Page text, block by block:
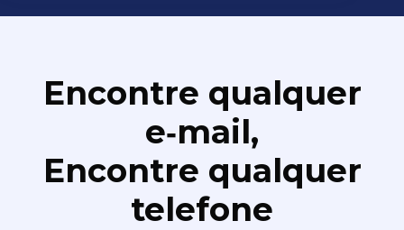
Encontre qualquer
e‑mail,
Encontre qualquer
telefone